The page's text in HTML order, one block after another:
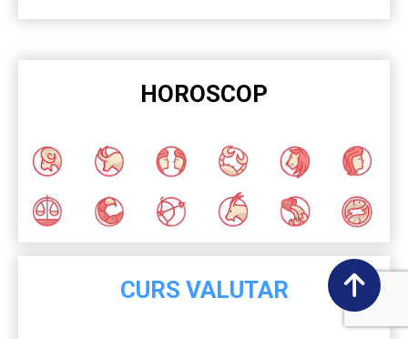
HOROSCOP
CURS VALUTAR